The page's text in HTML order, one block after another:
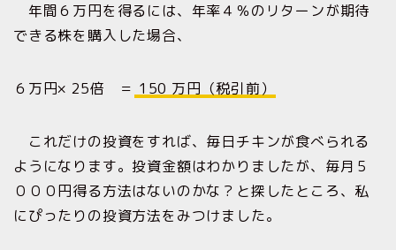
年間６万円を得るには、年率４％のリターンが期待
できる株を購入した場合、
６万円× 25倍 ＝ 150 万円（税引前）
これだけの投資をすれば、毎日チキンが食べられる
ようになります。投資金額はわかりましたが、毎月５
０００円得る方法はないのかな？と探したところ、私
にぴったりの投資方法をみつけました。